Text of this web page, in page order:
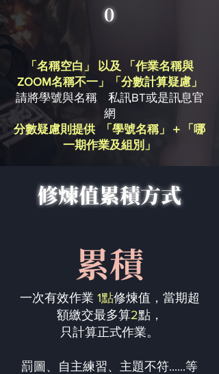
0
「名稱空白」 以及 「作業名稱與
ZOOM名稱不一」「分數計算疑慮」
請將學號與名稱 私訊BT或是訊息官
網
分數疑慮則提供 「學號名稱」＋「哪
一期作業及組別」
修煉值累積方式
累積
一次有效作業 1點修煉值，當期超
額繳交最多算2點，
只計算正式作業。
罰圖、自主練習、主題不符......等